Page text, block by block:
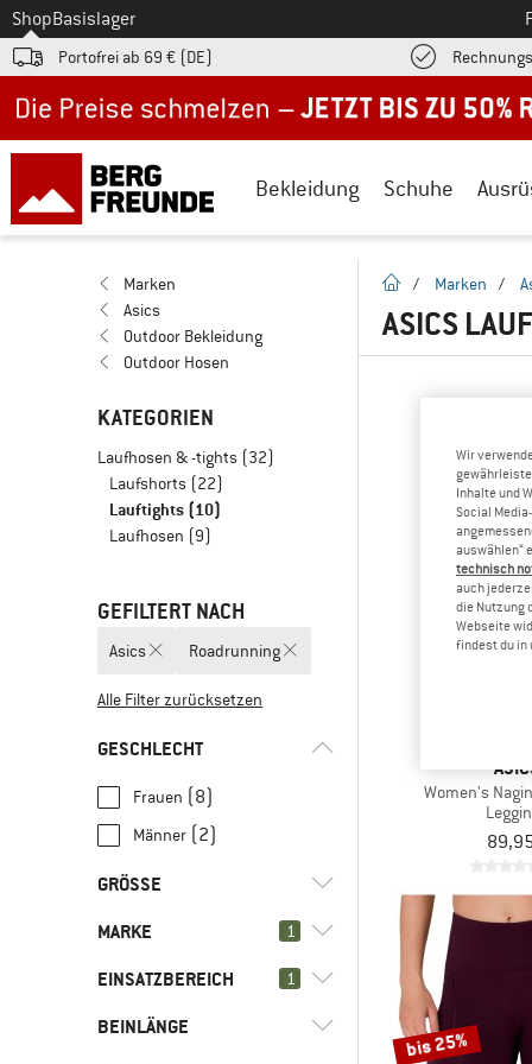
Zum
ShopBasislager
Portofrei ab 69 € (DE)
Bekleidung Schuhe
Marken
Asics
Outdoor Bekleidung
Outdoor Hosen
KATEGORIEN
Laufhosen & -tights (32)
Laufshorts (22)
Lauftights (10)
Laufhosen (9)
GEFILTERT NACH
Asics Roadrunning
Alle Filter zurücksetzen
GESCHLECHT
Frauen (8)
Männer (2)
GRÖSSE
XS XL
MARKE 1
EINSATZBEREICH 1
Roadrunning
BEINLÄNGE
Startseite
/ Marken /
ASICS
Women's
bis 25%
Wir
Inhalte und
Social
auswählen“
technisch
auch
die Nutzung
Webseite
findest du in